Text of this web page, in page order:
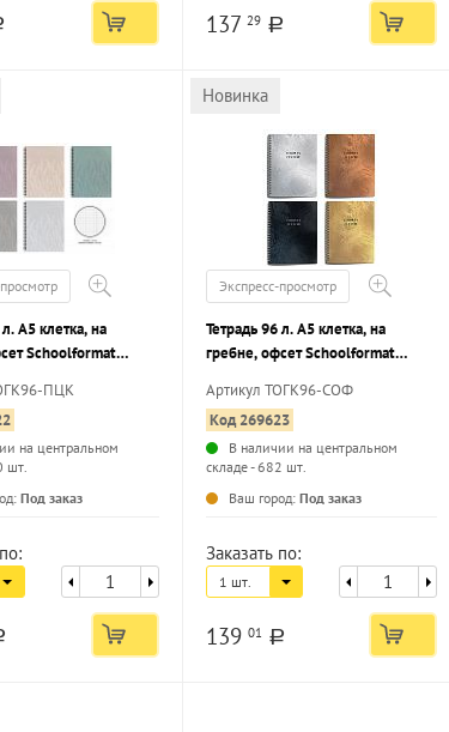
137 29 a
А5 клетка, на
Schoolformat
УФ-лак
ПЦК
на центральном
шт.
Под заказ
Новинка
Экспресс-просмотр
Тетрадь 96 л. А5 клетка, на
гребне, офсет Schoolformat
ФАКТУРА мелованный картон,
сплошной УФ-лак
Артикул ТОГК96-СОФ
Код 269623
В наличии на центральном
складе - 682 шт.
Ваш город: Под заказ
Заказать по:
1 шт.
139 01 a